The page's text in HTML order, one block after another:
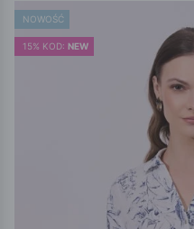
NOWOŚĆ
15% KOD: NEW